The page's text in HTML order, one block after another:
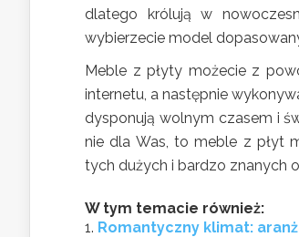
dlatego królują w
wybierzecie model
Meble z płyty możecie z
internetu, a następnie
dysponują wolnym czasem i
nie dla Was, to meble z płyt
tych dużych i bardzo znanych
W tym temacie również:
Romantyczny klimat: